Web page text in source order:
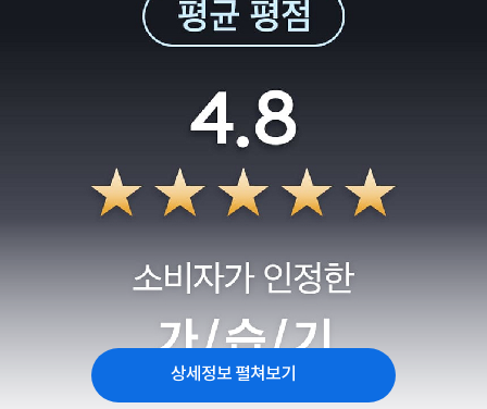
상세정보 펼쳐보기